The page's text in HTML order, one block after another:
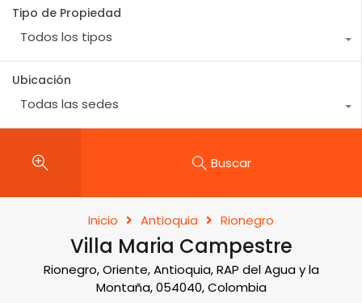
Tipo de Propiedad
Todos los tipos
Ubicación
Todas las sedes
Buscar
Inicio Antioquia Rionegro
Villa Maria Campestre
Rionegro, Oriente, Antioquia, RAP del Agua y la
Montaña, 054040, Colombia